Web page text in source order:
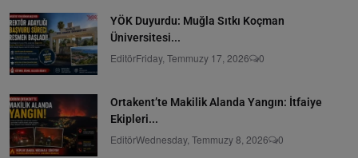
YÖK Duyurdu: Muğla Sıtkı Koçman
Üniversitesi...
EditörFriday, Temmuzy 17, 2026 0
Ortakent’te Makilik Alanda Yangın: İtfaiye
Ekipleri...
EditörWednesday, Temmuzy 8, 2026 0